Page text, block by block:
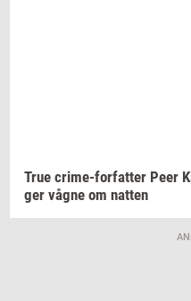
True crime-​forfatter Peer
ger vågne om nat­ten